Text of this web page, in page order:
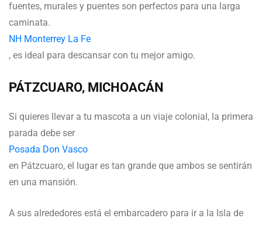
fuentes, murales y puentes son perfectos para una larga
caminata.
NH Monterrey La Fe
, es ideal para descansar con tu mejor amigo.
PÁTZCUARO, MICHOACÁN
Si quieres llevar a tu mascota a un viaje colonial, la primera
parada debe ser
Posada Don Vasco
en Pátzcuaro, el lugar es tan grande que ambos se sentirán
en una mansión.
A sus alrededores está el embarcadero para ir a la Isla de